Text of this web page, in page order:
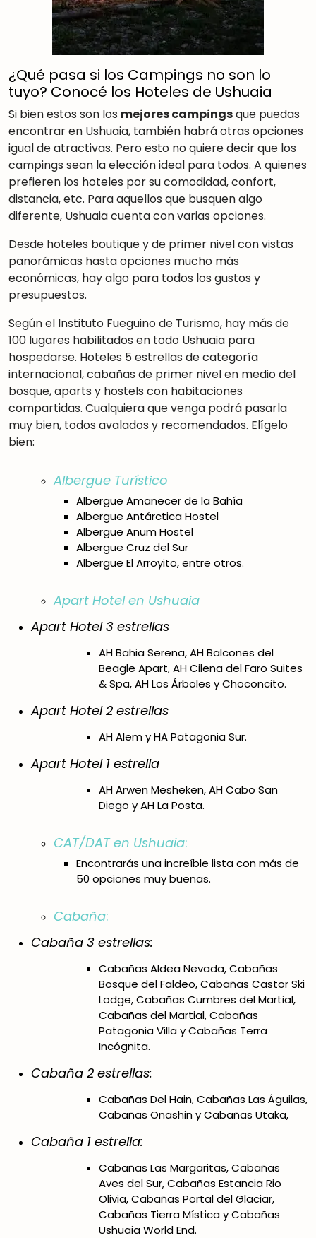
¿Qué pasa si los Campings no son lo
tuyo? Conocé los Hoteles de Ushuaia
Si bien estos son los mejores campingsque puedas
encontrar en Ushuaia, también habrá otras opciones
igual de atractivas. Pero esto no quiere decir que los
campings sean la elección ideal para todos. A quienes
prefieren los hoteles por su comodidad, confort,
distancia, etc. Para aquellos que busquen algo
diferente, Ushuaia cuenta con varias opciones.
Desde hoteles boutique y de primer nivel con vistas
panorámicas hasta opciones mucho más
económicas, hay algo para todos los gustos y
presupuestos.
Según el Instituto Fueguino de Turismo, hay más de
100 lugares habilitados en todo Ushuaia para
hospedarse. Hoteles 5 estrellas de categoría
internacional, cabañas de primer nivel en medio del
bosque, aparts y hostels con habitaciones
compartidas. Cualquiera que venga podrá pasarla
muy bien, todos avalados y recomendados. Elígelo
bien:
Albergue Turístico
Albergue Amanecer de la Bahía
Albergue Antárctica Hostel
Albergue Anum Hostel
Albergue Cruz del Sur
Albergue El Arroyito, entre otros.
Apart Hotel en Ushuaia
Apart Hotel 3 estrellas
AH Bahia Serena, AH Balcones del
Beagle Apart, AH Cilena del Faro Suites
& Spa, AH Los Árboles y Choconcito.
Apart Hotel 2 estrellas
AH Alem y HA Patagonia Sur.
Apart Hotel 1 estrella
AH Arwen Mesheken, AH Cabo San
Diego y AH La Posta.
CAT/DAT en Ushuaia:
Encontrarás una increíble lista con más de
50 opciones muy buenas.
Cabaña:
Cabaña 3 estrellas:
Cabañas Aldea Nevada, Cabañas
Bosque del Faldeo, Cabañas Castor Ski
Lodge, Cabañas Cumbres del Martial,
Cabañas del Martial, Cabañas
Patagonia Villa y Cabañas Terra
Incógnita.
Cabaña 2 estrellas:
Cabañas Del Hain, Cabañas Las Águilas,
Cabañas Onashin y Cabañas Utaka,
Cabaña 1 estrella:
Cabañas Las Margaritas, Cabañas
Aves del Sur, Cabañas Estancia Rio
Olivia, Cabañas Portal del Glaciar,
Cabañas Tierra Mística y Cabañas
Ushuaia World End.